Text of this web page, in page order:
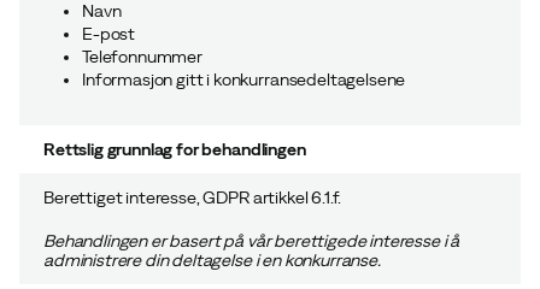
Navn
E-post
Telefonnummer
Informasjon gitt i konkurransedeltagelsene
Rettslig grunnlag for behandlingen
Berettiget interesse, GDPR artikkel 6.1.f.
Behandlingen er basert på vårberettigede interessei å
administrere din deltagelse i en konkurranse.